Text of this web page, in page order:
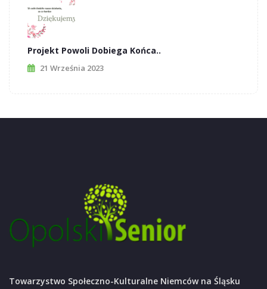
Projekt Powoli Dobiega Końca..
21 Września 2023
Towarzystwo Społeczno-Kulturalne Niemców na Śląsku